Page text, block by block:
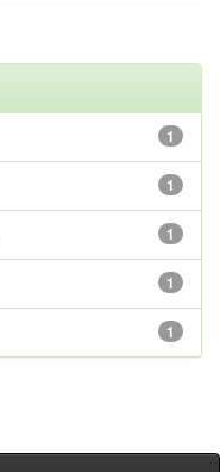
1
1
1
1
1